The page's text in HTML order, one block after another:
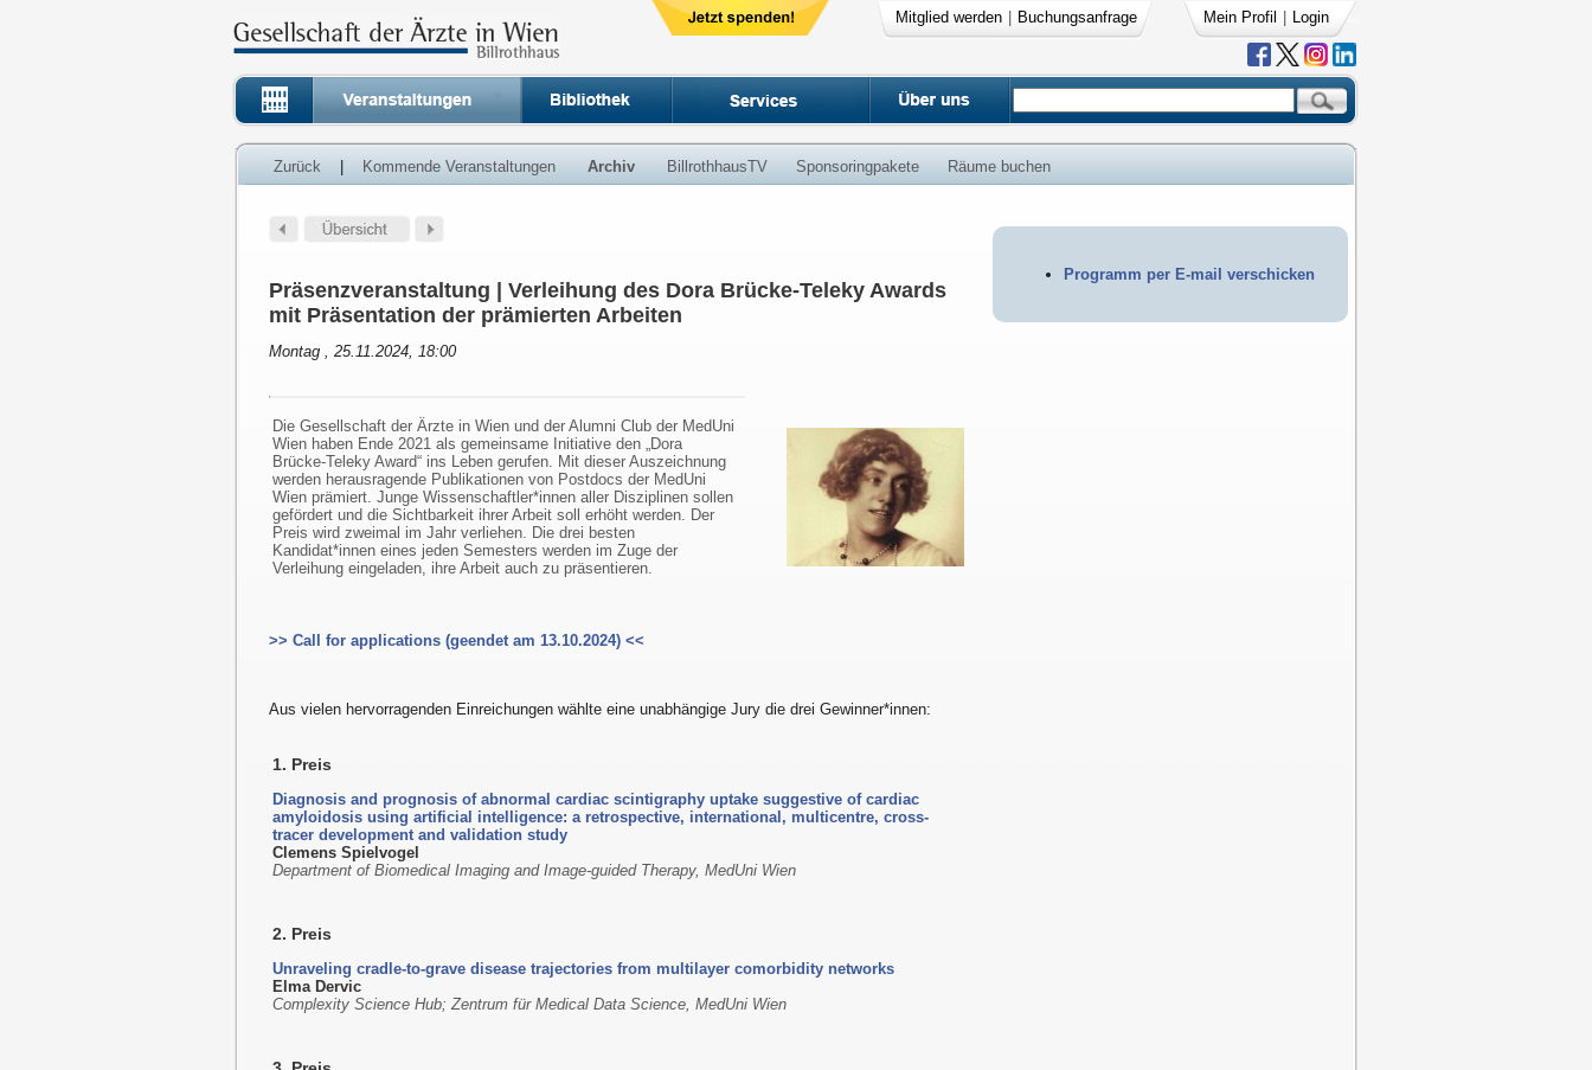
Mitglied werden Buchungsanfrage Mein Profil Login
Zurück Kommende Veranstaltungen Archiv BillrothhausTV Sponsoringpakete Räume buchen
Programm per E-mail verschicken
Präsenzveranstaltung | Verleihung des Dora Brücke-Teleky Awards
mit Präsentation der prämierten Arbeiten
Montag , 25.11.2024, 18:00
Die Gesellschaft der Ärzte in Wien und der Alumni Club der MedUni
Wien haben Ende 2021 als gemeinsame Initiative den „Dora
Brücke-Teleky Award“ ins Leben gerufen. Mit dieser Auszeichnung
werden herausragende Publikationen von Postdocs der MedUni
Wien prämiert. Junge Wissenschaftler*innen aller Disziplinen sollen
gefördert und die Sichtbarkeit ihrer Arbeit soll erhöht werden. Der
Preis wird zweimal im Jahr verliehen. Die drei besten
Kandidat*innen eines jeden Semesters werden im Zuge der
Verleihung eingeladen, ihre Arbeit auch zu präsentieren.
>> Call for applications (geendet am 13.10.2024) <<
Aus vielen hervorragenden Einreichungen wählte eine unabhängige Jury die drei Gewinner*innen:
1. Preis
Diagnosis and prognosis of abnormal cardiac scintigraphy uptake suggestive of cardiac
amyloidosis using artificial intelligence: a retrospective, international, multicentre, cross-
tracer development and validation study
Clemens Spielvogel
Department of Biomedical Imaging and Image-guided Therapy, MedUni Wien
2. Preis
Unraveling cradle-to-grave disease trajectories from multilayer comorbidity networks
Elma Dervic
Complexity Science Hub; Zentrum für Medical Data Science, MedUni Wien